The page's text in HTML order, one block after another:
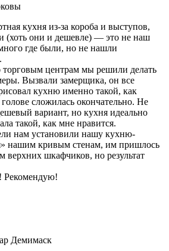
кухня из-за короба и выступов,
(хоть они и дешевле) — это не наш
где были, но не нашли
торговым центрам мы решили делать
Вызвали замерщика, он все
кухню именно такой, как
сложилась окончательно. Не
вариант, но кухня идеально
такой, как мне нравится.
нам установили нашу кухню-
нашим кривым стенам, им пришлось
верхних шкафчиков, но результат
Рекомендую!
Демимаск